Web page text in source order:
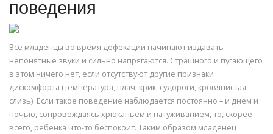
поведения
Все младенцы во время дефекации начинают издавать
непонятные звуки и сильно напрягаются. Страшного и пугающего
в этом ничего нет, если отсутствуют другие признаки
дискомфорта (температура, плач, крик, судороги, кровянистая
слизь). Если такое поведение наблюдается постоянно – и днем и
ночью, сопровождаясь хрюканьем и натуживанием, то, скорее
всего, ребенка что-то беспокоит. Таким образом младенец